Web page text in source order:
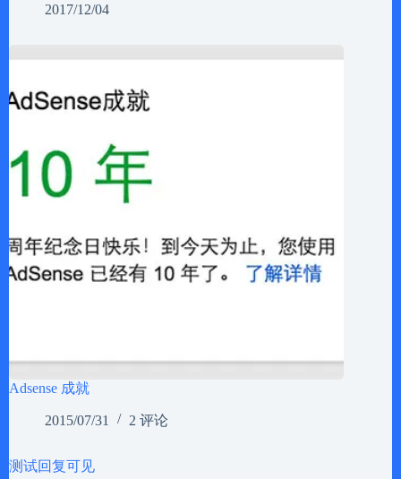
2017/12/04
Adsense 成就
2015/07/31 2 评论
测试回复可见